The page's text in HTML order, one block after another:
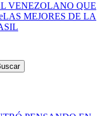
VENEZOLANO QUE
LAS MEJORES DE LA